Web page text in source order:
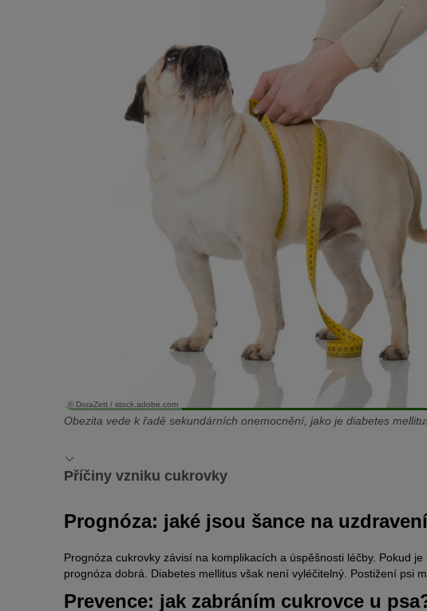
© DoraZett / stock.adobe.com
Obezita vede k řadě sekundárních onemocnění, jako je diabetes
Příčiny vzniku cukrovky
Pro lepší pochopení je důležitý pohled na psí slinivku.
Slinivka (pankreas) se dělí na endokrinní a exokrinní část. Endokrinní
Inzulín přenáší cukr přijatý s potravou do buněk těla.
Prognóza: jaké jsou šance na
Prognóza cukrovky závisí na komplikacích a úspěšnosti léčby. Pokud
prognóza dobrá. Diabetes mellitus však není vyléčitelný. Postižení psi
Prevence: jak zabráním cukrovce u